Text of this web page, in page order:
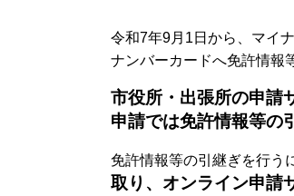
令和7年9月1日から、マイ
ナンバーカードへ免許情報
市役所・出張所の申請
申請では免許情報等の
免許情報等の引継ぎを行う
取り、オンライン申請